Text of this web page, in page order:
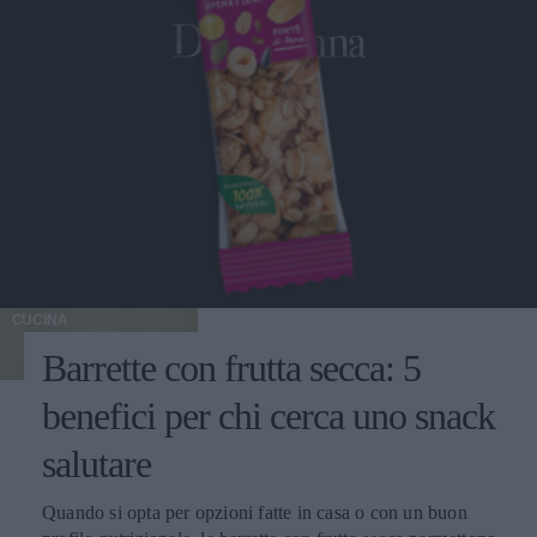
CUCINA
Barrette con frutta secca: 5
benefici per chi cerca uno snack
salutare
Quando si opta per opzioni fatte in casa o con un buon